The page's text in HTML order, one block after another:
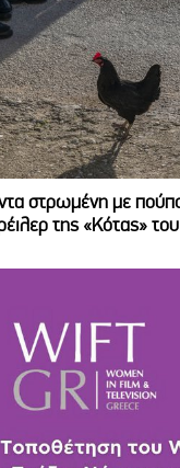
στρωμένη με
της «Κότας»